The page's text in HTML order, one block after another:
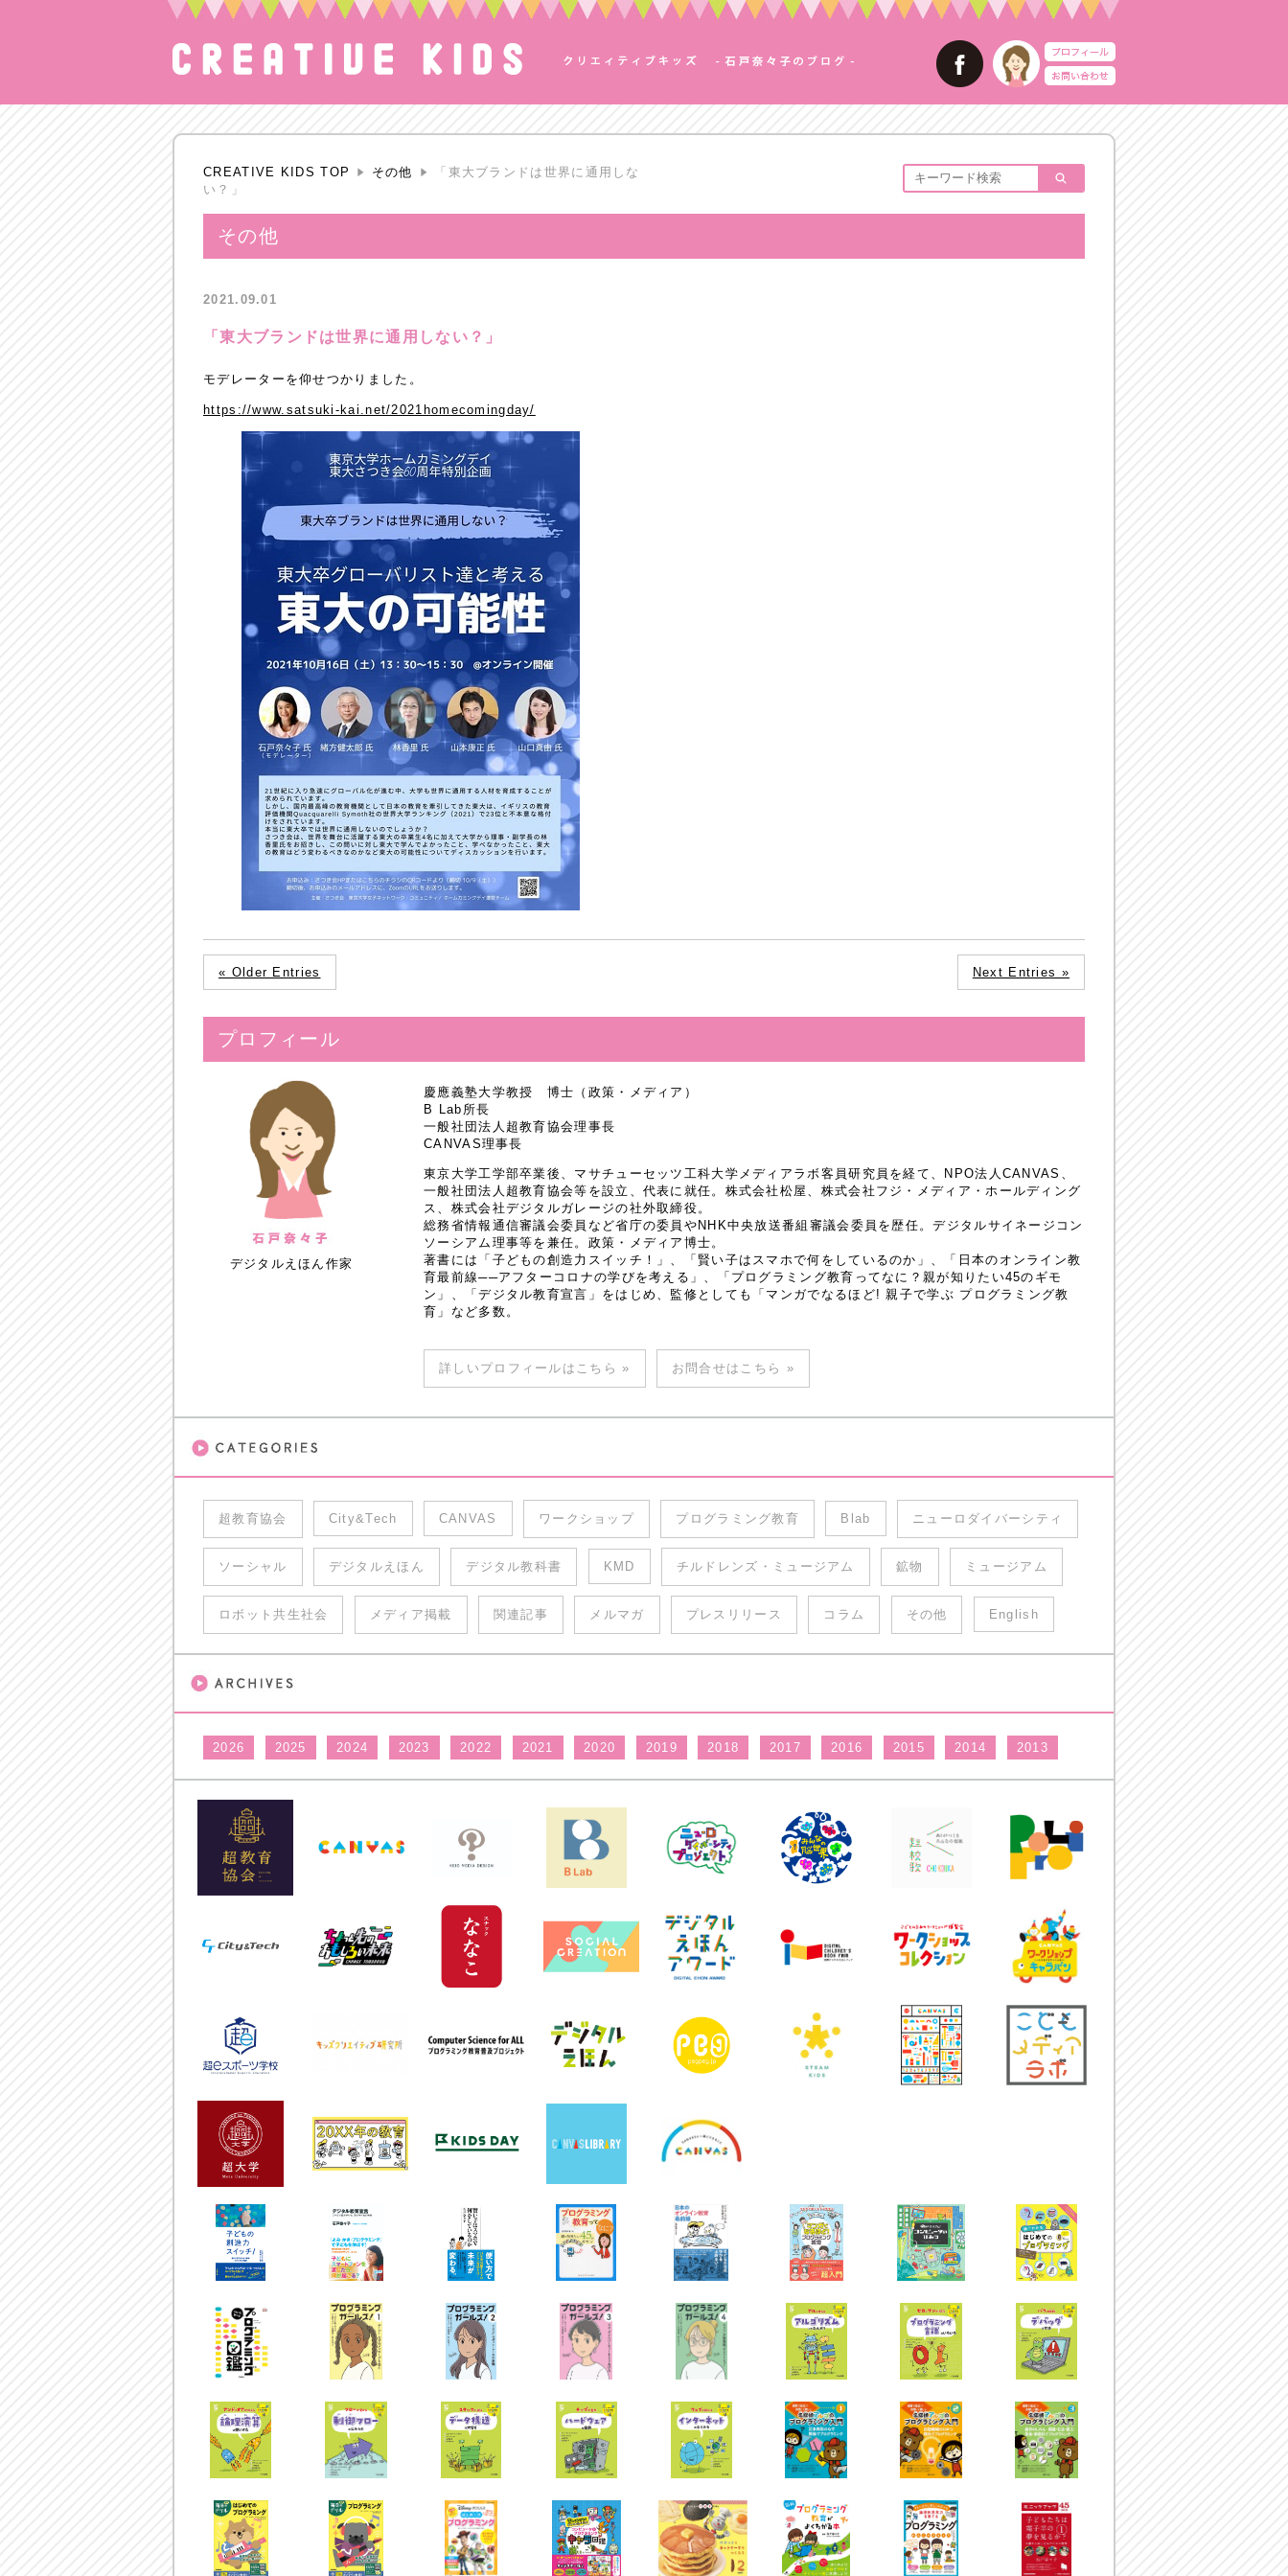
CREATIVE KIDS TOP その他
「東大ブランドは世界に通用しな
い？」
その他
2021.09.01
「東大ブランドは世界に通用しない？」
モデレーターを仰せつかりました。
https://www.satsuki-kai.net/2021homecomingday/
« Older Entries Next Entries »
プロフィール
デジタルえほん作家
慶應義塾大学教授 博士（政策・メディア）
B Lab所長
一般社団法人超教育協会理事長
CANVAS理事長
東京大学工学部卒業後、マサチューセッツ工科大学メディアラボ客員研究員を経て、NPO法人CANVAS、
一般社団法人超教育協会等を設立、代表に就任。株式会社松屋、株式会社フジ・メディア・ホールディング
ス、株式会社デジタルガレージの社外取締役。
総務省情報通信審議会委員など省庁の委員やNHK中央放送番組審議会委員を歴任。デジタルサイネージコン
ソーシアム理事等を兼任。政策・メディア博士。
著書には「子どもの創造力スイッチ！」、「賢い子はスマホで何をしているのか」、「日本のオンライン教
育最前線──アフターコロナの学びを考える」、「プログラミング教育ってなに？親が知りたい45のギモ
ン」、「デジタル教育宣言」をはじめ、監修としても「マンガでなるほど! 親子で学ぶ プログラミング教
育」など多数。
詳しいプロフィールはこちら » お問合せはこちら »
超教育協会 City&Tech CANVAS ワークショップ プログラミング教育 Blab ニューロダイバーシティ
ソーシャル デジタルえほん デジタル教科書 KMD チルドレンズ・ミュージアム 鉱物 ミュージアム
ロボット共生社会 メディア掲載 関連記事 メルマガ プレスリリース コラム その他 English
2026 2025 2024 2023 2022 2021 2020 2019 2018 2017 2016 2015 2014 2013